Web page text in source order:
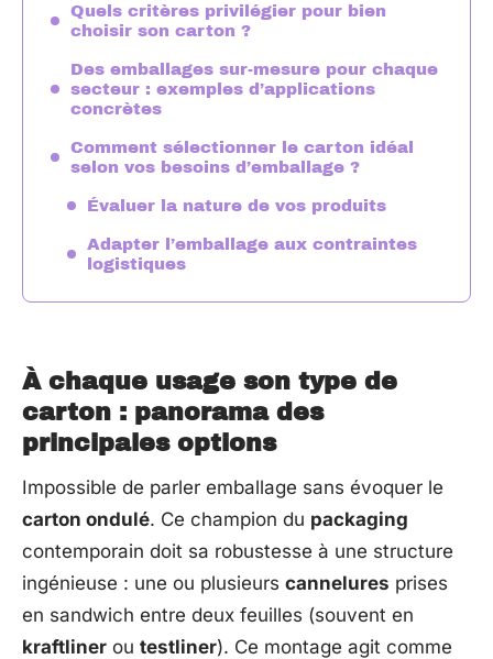
Quels critères privilégier pour bien
choisir son carton ?
Des emballages sur-mesure pour chaque
secteur : exemples d’applications
concrètes
Comment sélectionner le carton idéal
selon vos besoins d’emballage ?
Évaluer la nature de vos produits
Adapter l’emballage aux contraintes
logistiques
À chaque usage son type de
carton : panorama des
principales options
Impossible de parler emballage sans évoquer le
carton ondulé. Ce champion du packaging
contemporain doit sa robustesse à une structure
ingénieuse : une ou plusieurs cannelures prises
en sandwich entre deux feuilles (souvent en
kraftliner ou testliner). Ce montage agit comme